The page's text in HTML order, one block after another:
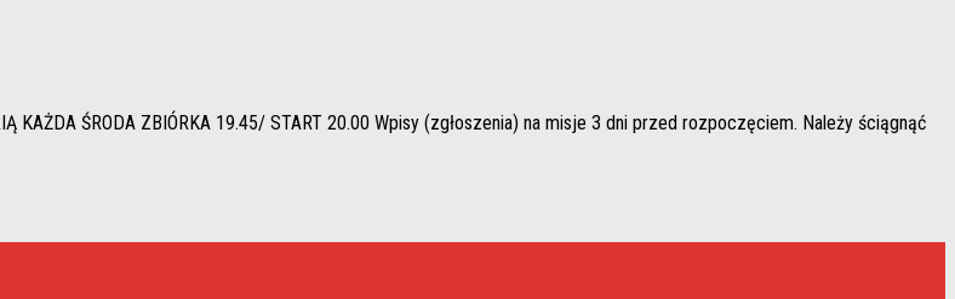
KAŻDA ŚRODA ZBIÓRKA 19.45/ START 20.00 Wpisy (zgłoszenia) na misje 3 dni przed rozpoczęciem. Należy ściągnąć